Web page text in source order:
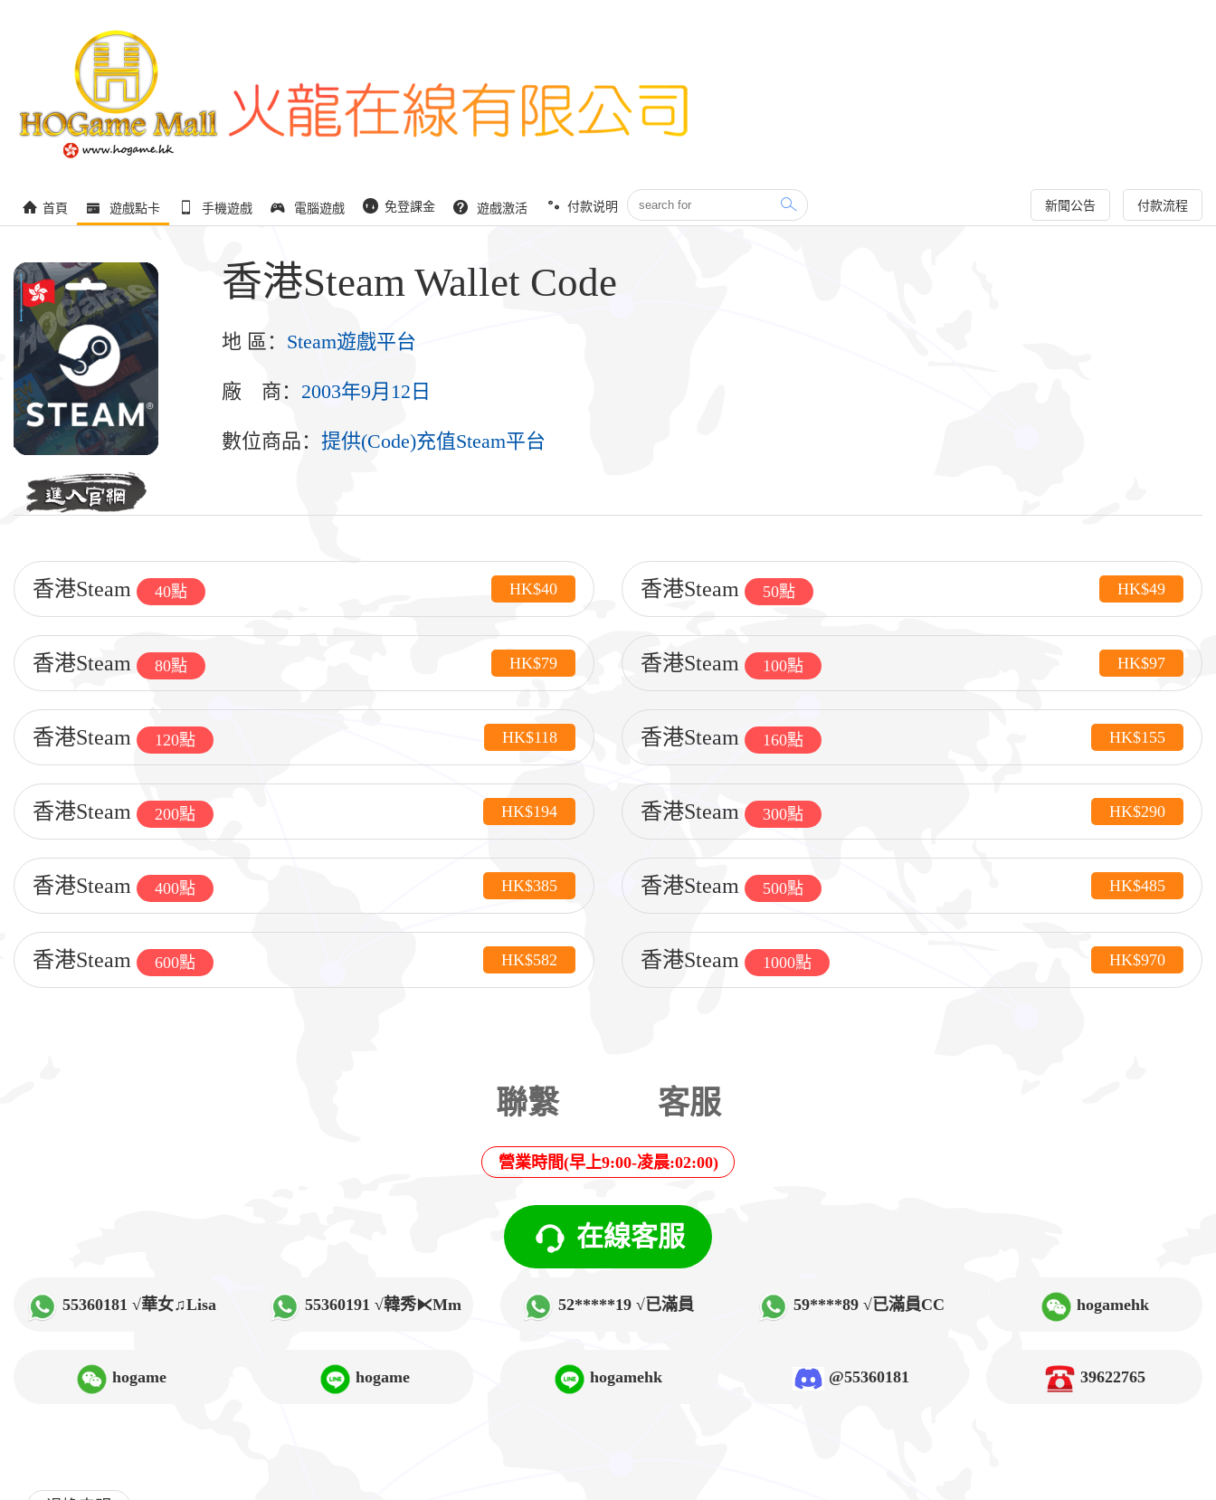
首頁 遊戲點卡 手機遊戲 電腦遊戲 免登課金 遊戲激活 付款说明 新聞公告 付款流程
香港Steam Wallet Code
地 區： Steam遊戲平台
廠 商： 2003年9月12日
數位商品： 提供(Code)充值Steam平台
香港Steam 40點 HK$40 香港Steam 50點 HK$49
香港Steam 80點 HK$79 香港Steam 100點 HK$97
香港Steam 120點 HK$118 香港Steam 160點 HK$155
香港Steam 200點 HK$194 香港Steam 300點 HK$290
香港Steam 400點 HK$385 香港Steam 500點 HK$485
香港Steam 600點 HK$582 香港Steam 1000點 HK$970
聯繫 客服
營業時間(早上9:00-凌晨:02:00)
在線客服
55360181 √華女♫Lisa 55360191 √韓秀⧔Mm 52*****19 √已滿員 59****89 √已滿員CC hogamehk
hogame hogame hogamehk @55360181 39622765